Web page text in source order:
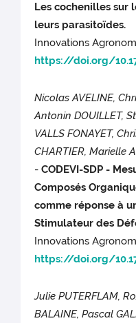
Les cochenilles sur
leurs parasitoïdes.
Innovations
https://doi.org/
Nicolas AVELINE,
Antonin DOUILLET,
VALLS FONAYET,
CHARTIER, Marielle
-CODEVI-SDP -
Composés
comme réponse à
Stimulateur des
Innovations
https://doi.org/
Julie PUTERFLAM,
BALAINE, Pascal